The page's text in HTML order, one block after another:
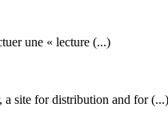
une « lecture (...)
a site for distribution and for (...)